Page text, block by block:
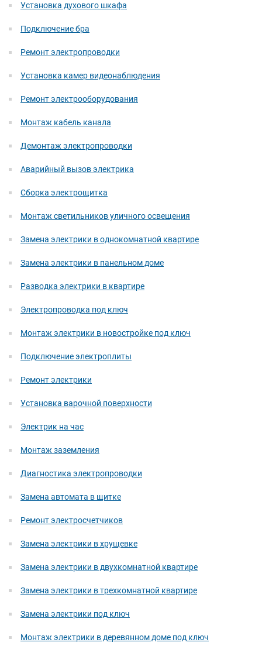
Установка духового шкафа
Подключение бра
Ремонт электропроводки
Установка камер видеонаблюдения
Ремонт электрооборудования
Монтаж кабель канала
Демонтаж электропроводки
Аварийный вызов электрика
Сборка электрощитка
Монтаж светильников уличного освещения
Замена электрики в однокомнатной квартире
Замена электрики в панельном доме
Разводка электрики в квартире
Электропроводка под ключ
Монтаж электрики в новостройке под ключ
Подключение электроплиты
Ремонт электрики
Установка варочной поверхности
Электрик на час
Монтаж заземления
Диагностика электропроводки
Замена автомата в щитке
Ремонт электросчетчиков
Замена электрики в хрущевке
Замена электрики в двухкомнатной квартире
Замена электрики в трехкомнатной квартире
Замена электрики под ключ
Монтаж электрики в деревянном доме под ключ